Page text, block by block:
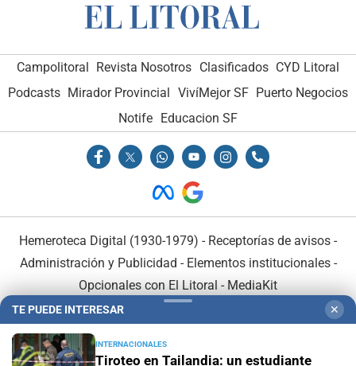
Campolitoral Revista Nosotros Clasificados CYD Litoral
Podcasts Mirador Provincial VivíMejor SF Puerto Negocios
Notife Educacion SF
Hemeroteca Digital (1930-1979) - Receptorías de avisos -
Administración y Publicidad - Elementos institucionales-
Opcionales con El Litoral - MediaKit
TE PUEDE INTERESAR ✕
INTERNACIONALES
Tiroteo en Tailandia: un estudiante